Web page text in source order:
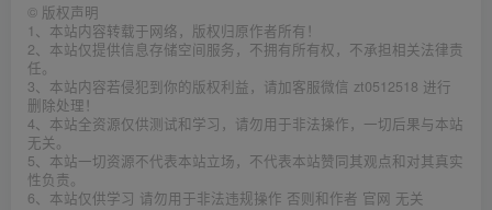
© 版权声明
1、本站内容转载于网络，版权归原作者所有！
2、本站仅提供信息存储空间服务，不拥有所有权，不承担相关法律责
任。
3、本站内容若侵犯到你的版权利益，请加客服微信 zt0512518 进行
删除处理！
4、本站全资源仅供测试和学习，请勿用于非法操作，一切后果与本站
无关。
5、本站一切资源不代表本站立场，不代表本站赞同其观点和对其真实
性负责。
6、本站仅供学习 请勿用于非法违规操作 否则和作者 官网 无关